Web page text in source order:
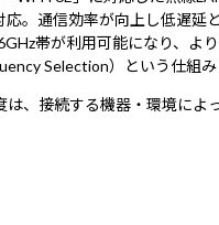
。通信効率が向上し低遅延
帯が利用可能になり、よ
Selection）という仕組
、接続する機器・環境によっ